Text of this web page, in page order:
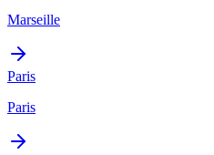
Marseille
Paris
Paris